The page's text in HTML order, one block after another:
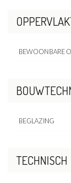
BEWOONBARE
BEGLAZING
TECHNISCH